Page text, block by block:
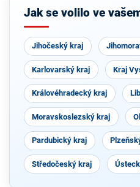
(KDU-
Strana
zelenýc
h,
ProOlo
mouc)
Jak se volilo ve
Jihočeský kraj
Karlovarský kraj Kraj
Královéhradecký kraj
Moravskoslezský kraj
Pardubický kraj
Středočeský kraj